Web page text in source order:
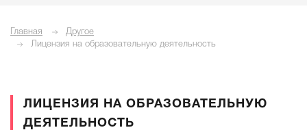
Главная
Другое
Лицензия на образовательную деятельность
ЛИЦЕНЗИЯ НА ОБРАЗОВАТЕЛЬНУЮ
ДЕЯТЕЛЬНОСТЬ